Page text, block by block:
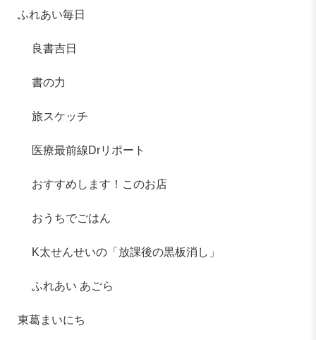
ふれあい毎日
良書吉日
書の力
旅スケッチ
医療最前線Drリポート
おすすめします！このお店
おうちでごはん
K太せんせいの「放課後の黒板消し」
ふれあい あごら
東葛まいにち